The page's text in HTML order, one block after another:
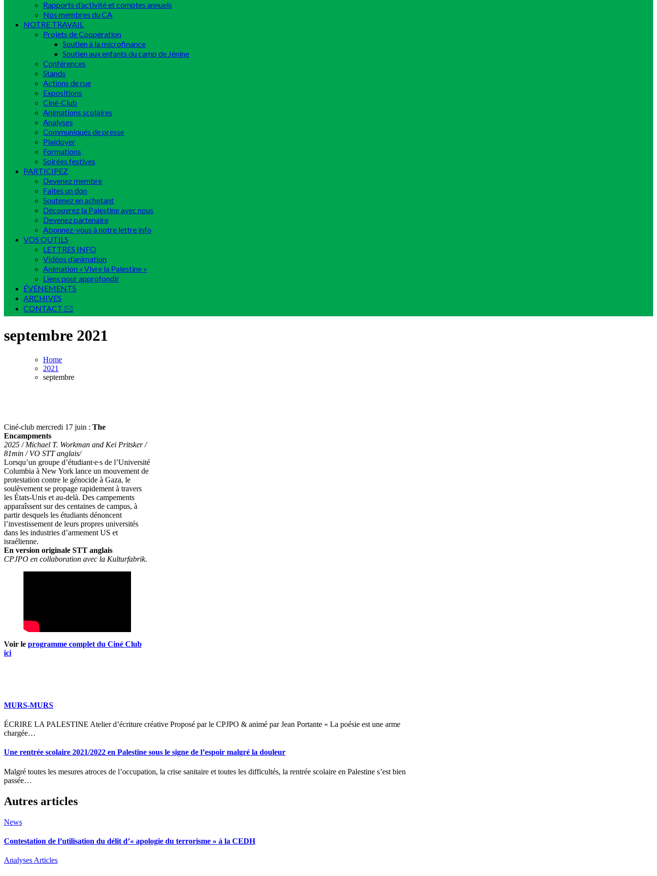
Rapports d’activité et comptes annuels
Nos membres du CA
NOTRE TRAVAIL
Projets de Coopération
Soutien à la microfinance
Soutien aux enfants du camp de Jénine
Conférences
Stands
Actions de rue
Expositions
Ciné-Club
Animations scolaires
Analyses
Communiqués de presse
Plaidoyer
Formations
Soirées festives
PARTICIPEZ
Devenez membre
Faites un don
Soutenez en achetant
Découvrez la Palestine avec nous
Devenez partenaire
Abonnez-vous à notre lettre info
VOS OUTILS
LETTRES INFO
Vidéos d’animation
Animation « Vivre la Palestine »
Liens pour approfondir
ÉVÉNEMENTS
ARCHIVES
CONTACT 🖂
septembre 2021
Home
2021
septembre
Ciné-club mercredi 17 juin : The
Encampments
2025 / Michael T. Workman and Kei Pritsker /
81min / VO STT anglais/
Lorsqu’un groupe d’étudiant∙e∙s de l’Université
Columbia à New York lance un mouvement de
protestation contre le génocide à Gaza, le
soulèvement se propage rapidement à travers
les États-Unis et au-delà. Des campements
apparaîssent sur des centaines de campus, à
partir desquels les étudiants dénoncent
l’investissement de leurs propres universités
dans les industries d’armement US et
israélienne.
En version originale STT anglais
CPJPO en collaboration avec la Kulturfabrik.
Voir le programme complet du Ciné Club
ici
MURS-MURS
ÉCRIRE LA PALESTINE Atelier d’écriture créative Proposé par le CPJPO & animé par Jean Portante « La poésie est une arme
chargée…
Une rentrée scolaire 2021/2022 en Palestine sous le signe de l’espoir malgré la douleur
Malgré toutes les mesures atroces de l’occupation, la crise sanitaire et toutes les difficultés, la rentrée scolaire en Palestine s’est bien
passée…
Autres articles
News
Contestation de l’utilisation du délit d’« apologie du terrorisme » à la CEDH
Analyses Articles